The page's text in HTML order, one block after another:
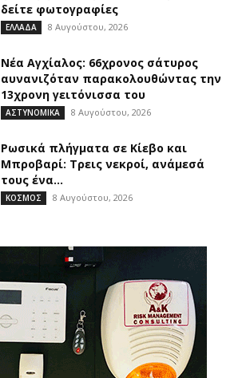
δείτε φωτογραφίες
ΕΛΛΑΔΑ 8 Αυγούστου, 2026
Νέα Αγχίαλος: 66χρονος σάτυρος
αυνανιζόταν παρακολουθώντας την
13χρονη γειτόνισσα του
ΑΣΤΥΝΟΜΙΚΑ 8 Αυγούστου, 2026
Ρωσικά πλήγματα σε Κίεβο και
Μπροβαρί: Τρεις νεκροί, ανάμεσά
τους ένα...
ΚΟΣΜΟΣ 8 Αυγούστου, 2026